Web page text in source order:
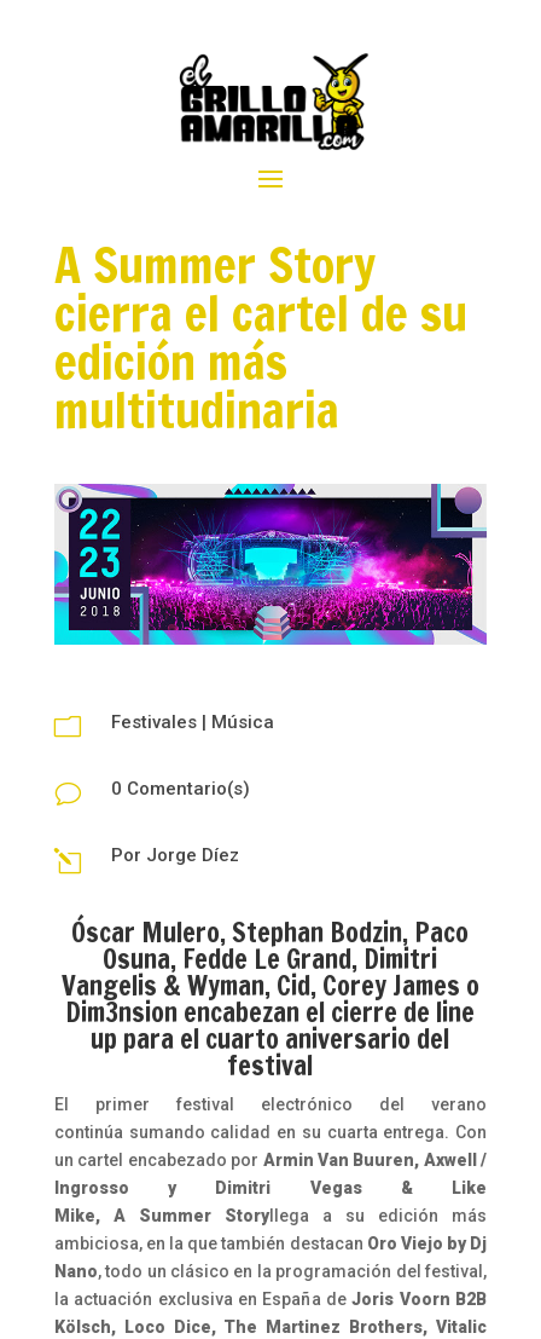
A Summer Story
cierra el cartel de su
edición más
multitudinaria
m Festivales| Música
v 0 Comentario(s)
l Por Jorge Díez
Óscar Mulero, Stephan Bodzin, Paco
Osuna, Fedde Le Grand, Dimitri
Vangelis & Wyman, Cid, Corey James o
Dim3nsion encabezan el cierre de line
up para el cuarto aniversario del
festival
El primer festival electrónico del verano
continúa sumando calidad en su cuarta entrega. Con
un cartel encabezado por Armin Van Buuren, Axwell /
Ingrosso y Dimitri Vegas & Like
Mike, A Summer Storyllega a su edición más
ambiciosa, en la que también destacan Oro Viejo by Dj
Nano, todo un clásico en la programación del festival,
la actuación exclusiva en España deJoris Voorn B2B
Kölsch, Loco Dice, The Martinez Brothers, Vitalic